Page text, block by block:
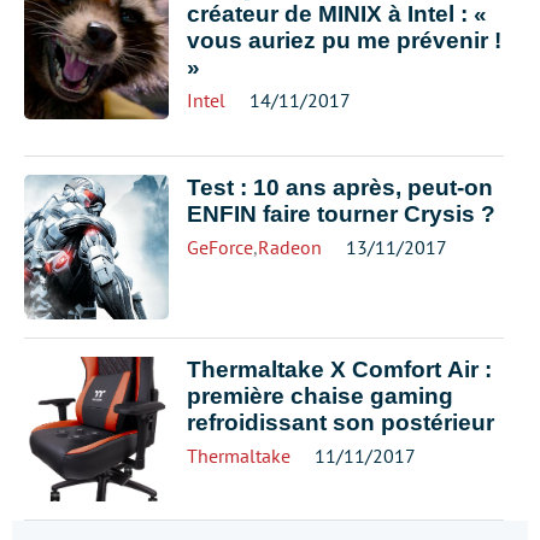
créateur de MINIX à Intel : «
vous auriez pu me prévenir !
»
Intel 14/11/2017
Test : 10 ans après, peut-on
ENFIN faire tourner Crysis ?
GeForce,Radeon 13/11/2017
Thermaltake X Comfort Air :
première chaise gaming
refroidissant son postérieur
Thermaltake 11/11/2017